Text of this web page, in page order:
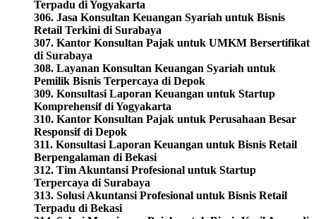
Terpadu di Yogyakarta
306. Jasa Konsultan Keuangan Syariah untuk Bisnis
Retail Terkini di Surabaya
307. Kantor Konsultan Pajak untuk UMKM Bersertifikat
di Surabaya
308. Layanan Konsultan Keuangan Syariah untuk
Pemilik Bisnis Terpercaya di Depok
309. Konsultasi Laporan Keuangan untuk Startup
Komprehensif di Yogyakarta
310. Kantor Konsultan Pajak untuk Perusahaan Besar
Responsif di Depok
311. Konsultasi Laporan Keuangan untuk Bisnis Retail
Berpengalaman di Bekasi
312. Tim Akuntansi Profesional untuk Startup
Terpercaya di Surabaya
313. Solusi Akuntansi Profesional untuk Bisnis Retail
Terpadu di Bekasi